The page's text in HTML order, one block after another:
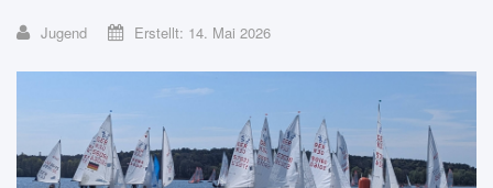
Jugend Erstellt: 14. Mai 2026